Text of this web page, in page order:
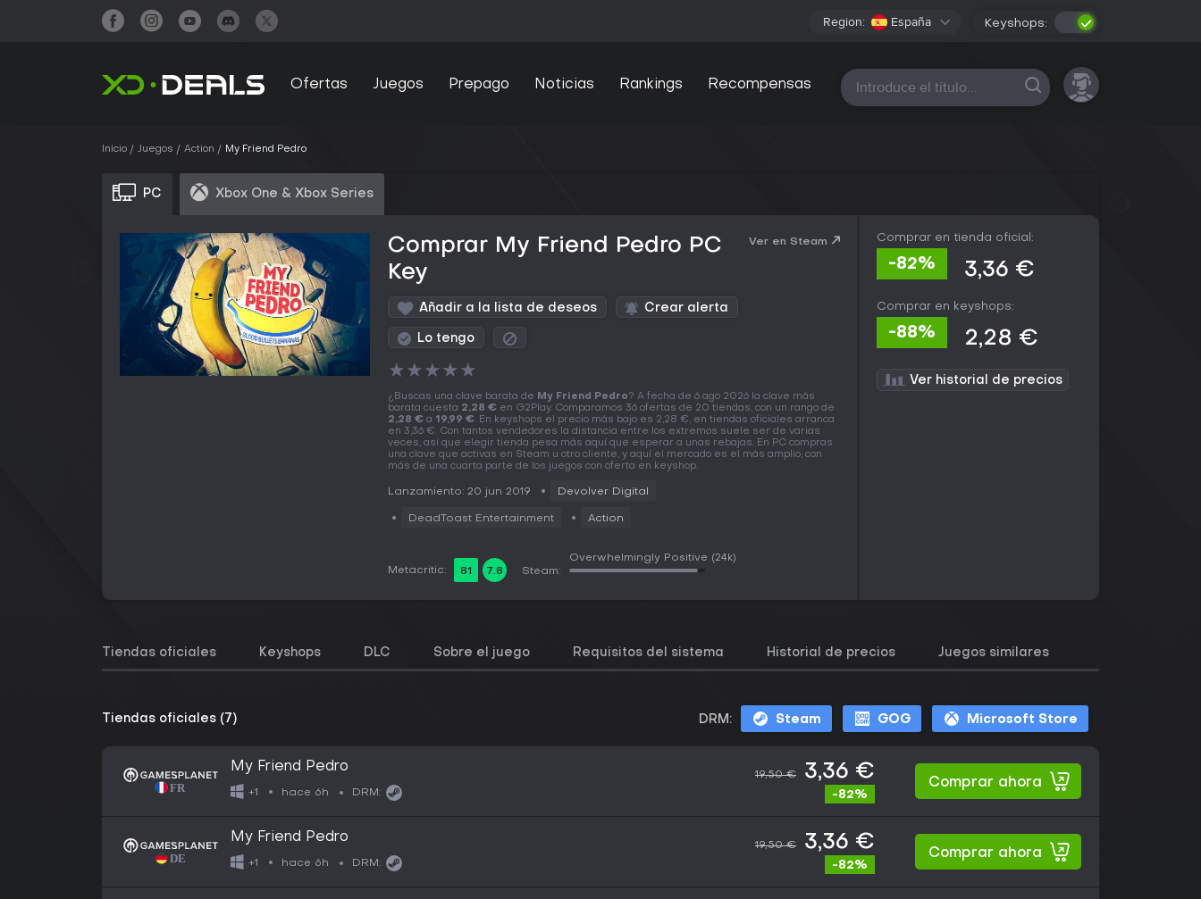
Region: España Keyshops:
Ofertas Juegos Prepago Noticias Rankings Recompensas Todas las plataformas
Inicio Juegos Action My Friend Pedro
PC Xbox One & Xbox Series
Comprar My Friend Pedro PC
Key
Ver en Steam
Añadir a la lista de deseos Crear alerta
Lo tengo
★★★★★
¿Buscas una clave barata de My Friend Pedro? A fecha de 6 ago 2026 la clave más
barata cuesta 2,28 € en G2Play. Comparamos 36 ofertas de 20 tiendas, con un rango de
2,28 € a 19,99 €. En keyshops el precio más bajo es 2,28 €, en tiendas oficiales arranca
en 3,36 €. Con tantos vendedores la distancia entre los extremos suele ser de varias
veces, así que elegir tienda pesa más aquí que esperar a unas rebajas. En PC compras
una clave que activas en Steam u otro cliente, y aquí el mercado es el más amplio, con
más de una cuarta parte de los juegos con oferta en keyshop.
Lanzamiento: 20 jun 2019 Devolver Digital
DeadToast Entertainment Action
Metacritic: 81 7.8 Steam:
Overwhelmingly Positive (24k)
Comprar en tienda oficial:
-82% 3,36 €
Comprar en keyshops:
-88% 2,28 €
Ver historial de precios
Tiendas oficiales Keyshops DLC Sobre el juego Requisitos del sistema Historial de precios Juegos similares
Tiendas oficiales (7) DRM: Steam GOG Microsoft Store
My Friend Pedro
+1 hace 6h DRM:
19,50 € 3,36 €
-82%
Comprar ahora
My Friend Pedro
+1 hace 6h DRM:
19,50 € 3,36 €
-82%
Comprar ahora